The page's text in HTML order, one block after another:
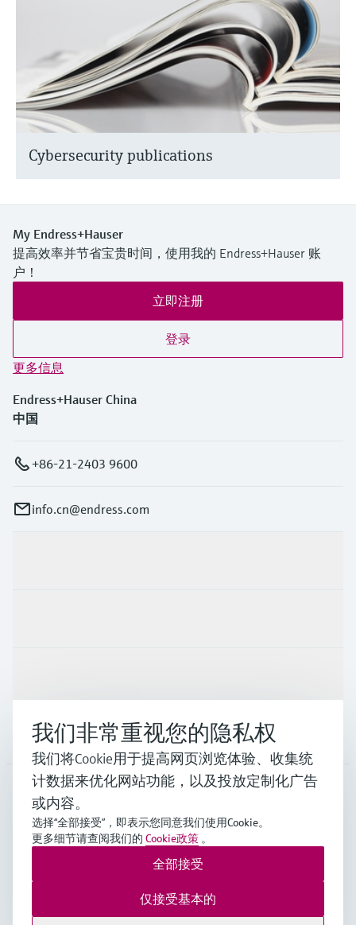
Cybersecurity publications
My Endress+Hauser
提高效率并节省宝贵时间，使用我的 Endress+Hauser 账
户！
立即注册
登录
更多信息
Endress+Hauser China
中国
+86-21-2403 9600
info.cn@endress.com
公司
CHN
Endress+Hauser Group Services AG ©版权所有
数据保护 通用条款与条件规范及营业执照
沪公网安备 31011202012364号
我们非常重视您的隐私权
我们将Cookie用于提高网页浏览体验、收集统
计数据来优化网站功能，以及投放定制化广告
或内容。
选择“全部接受”，即表示您同意我们使用Cookie。
更多细节请查阅我们的 Cookie政策 。
仅接受基本的
全部接受